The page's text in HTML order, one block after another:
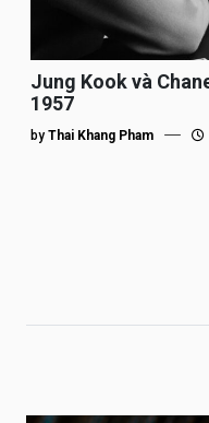
Jung Kook và
1957
by Thai Khang Pham